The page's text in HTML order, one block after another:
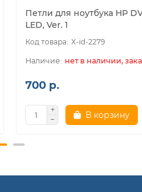
Петли для ноутбука HP
LED, Ver. 1
X-id-2279
нет в наличии,
700 р.
В корзину